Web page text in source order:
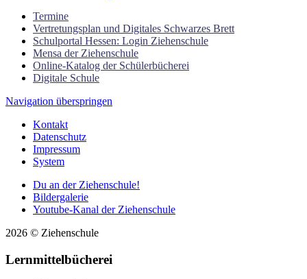
Termine
Vertretungsplan und Digitales Schwarzes Brett
Schulportal Hessen: Login Ziehenschule
Mensa der Ziehenschule
Online-Katalog der Schülerbücherei
Digitale Schule
Navigation überspringen
Kontakt
Datenschutz
Impressum
System
Du an der Ziehenschule!
Bildergalerie
Youtube-Kanal der Ziehenschule
2026 © Ziehenschule
Lernmittelbücherei